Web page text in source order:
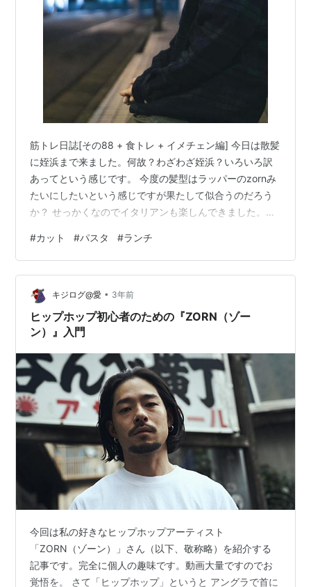
筋トレ日誌[その88 + 食トレ + イメチェン編] 今日は散髪
に姪浜まで来ました。何故？わざわざ姪浜？いろいろ訳
あってという感じです。 今度の髪型はラッパーのzornみ
たいにしたいという感じですが果たして似合うのだろう
か？ せっかくなのでイタリアンも楽しんできました。駅
して切ります。 短髪のzorn メニュー キノコとジャガイ
モのスープ キノコとジャガイモのスープ 前菜オードブル
と自家製パンフォカッチャ 前菜オードブル スモークサー
モンパスタ スモークサーモンパスタ デザート栗のティラ
ミス デザート栗のティラミス 烏龍茶もあったけど写…
#カット #パスタ #ランチ
キジログ@愛 • 3年前
ヒップホップ初心者のための『ZORN（ゾー
ン）』入門
今回は私の好きなヒップホップアーティスト
「ZORN（ゾーン）」さん（以下、敬称略）を紹介する
記事です。完全に個人の趣味です。動画大量ですのでお
覚悟を。 さて「ヒップホップ」というと アングラで首に